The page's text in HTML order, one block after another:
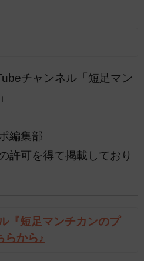
チャンネル「短足マン
編集部
許可を得て掲載しており
『短足マンチカンのプ
らから♪